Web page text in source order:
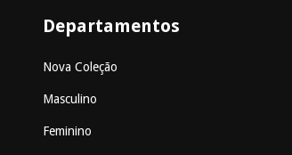
Departamentos
Nova Coleção
Masculino
Feminino